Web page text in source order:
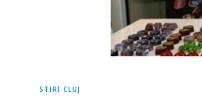
STIRI CLUJ